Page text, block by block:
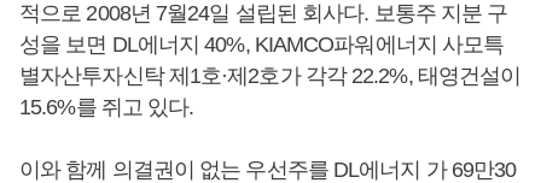
적으로 2008년 7월24일 설립된 회사다. 보통주 지분 구
성을 보면 DL에너지 40%, KIAMCO파워에너지 사모특
별자산투자신탁 제1호·제2호가 각각 22.2%, 태영건설이
15.6%를 쥐고 있다.
이와 함께 의결권이 없는 우선주를 DL에너지 가 69만30